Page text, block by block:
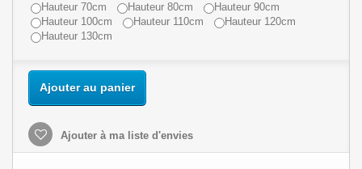
Hauteur 70cm
Hauteur 80cm
Hauteur 90cm
Hauteur 100cm
Hauteur 110cm
Hauteur 120cm
Hauteur 130cm
Ajouter au panier
Ajouter à ma liste d'envies